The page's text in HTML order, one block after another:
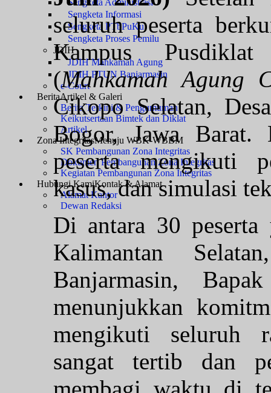
Sengketa Administrasi
Sengketa Informasi
Sengketa PTbPuKu
Sengketa Proses Pemilu
JDIH
JDIH Mahkamah Agung
JDIH PTUN Banjarmasin
e-Court
BeritaArtikel & Galeri
Berita Terkini & Pengumuman
Keikutsertaan Bimtek dan Diklat
Artikel
Zona IntegritasMenuju WBK-WBBM
SK Pembangunan Zona Integritas
Dokumen Pembangunan Zona Integritas
Kegiatan Pembangunan Zona Integritas
Hubungi KamiKontak & Alamat
Alamat Kantor
Dewan Redaksi
seluruh peserta
Kampus
(Mahkamah Agung
Cikopo Selatan,
Bogor, Jawa
peserta mengikuti
kasus, dan simulasi
Di antara 30
Kalimantan
Banjarmasin,
menunjukkan
mengikuti seluruh
sangat tertib dan